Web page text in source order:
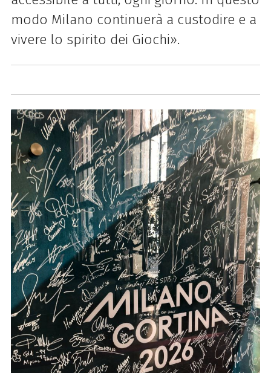
modo Milano continuerà a custodire e a
vivere lo spirito dei Giochi».